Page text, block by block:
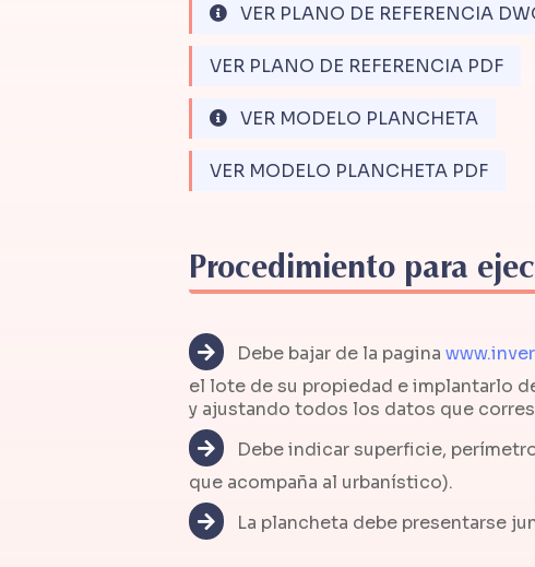
VER PLANO DE REFERENCIA
VER PLANO DE REFERENCIA PDF
VER MODELO PLANCHETA
VER MODELO PLANCHETA PDF
Procedimiento para
Debe bajar de la pagina
el lote de su propiedad e implantarlo
y ajustando todos los datos que
Debe indicar superficie,
que acompaña al urbanístico).
La plancheta debe presentarse